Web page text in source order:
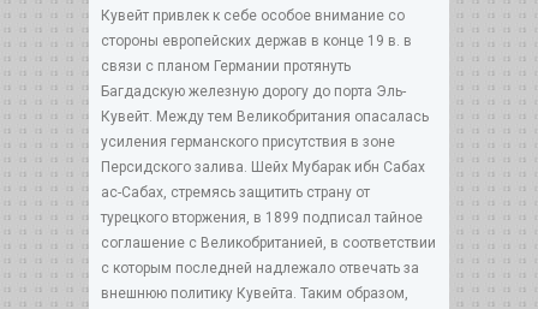
Кувейт привлек к себе особое внимание со
стороны европейских держав в конце 19 в. в
связи с планом Германии протянуть
Багдадскую железную дорогу до порта Эль-
Кувейт. Между тем Великобритания опасалась
усиления германского присутствия в зоне
Персидского залива. Шейх Мубарак ибн Сабах
ас-Сабах, стремясь защитить страну от
турецкого вторжения, в 1899 подписал тайное
соглашение с Великобританией, в соответствии
с которым последней надлежало отвечать за
внешнюю политику Кувейта. Таким образом,